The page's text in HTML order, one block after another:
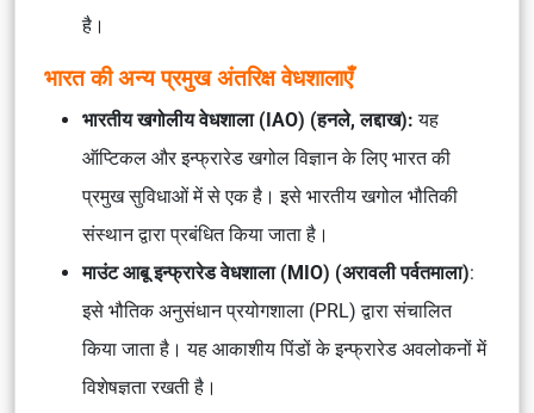
है।
भारत की अन्य प्रमुख अंतरिक्ष वेधशालाएँ
भारतीय खगोलीय वेधशाला (IAO) (हनले, लद्दाख): यह
ऑप्टिकल और इन्फ्रारेड खगोल विज्ञान के लिए भारत की
प्रमुख सुविधाओं में से एक है। इसे भारतीय खगोल भौतिकी
संस्थान द्वारा प्रबंधित किया जाता है।
माउंट आबू इन्फ्रारेड वेधशाला (MIO) (अरावली पर्वतमाला):
इसे भौतिक अनुसंधान प्रयोगशाला (PRL) द्वारा संचालित
किया जाता है। यह आकाशीय पिंडों के इन्फ्रारेड अवलोकनों में
विशेषज्ञता रखती है।